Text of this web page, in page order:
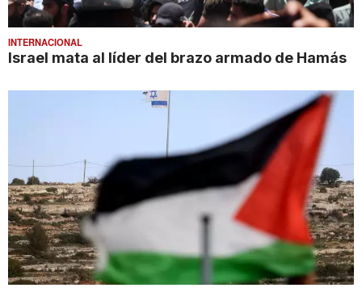
INTERNACIONAL
Israel mata al líder del brazo armado de Hamás